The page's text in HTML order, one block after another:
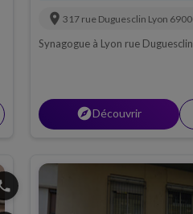
location_on317 rue Duguesclin Lyon
Synagogue à Lyon rue
explorerDécouvrir